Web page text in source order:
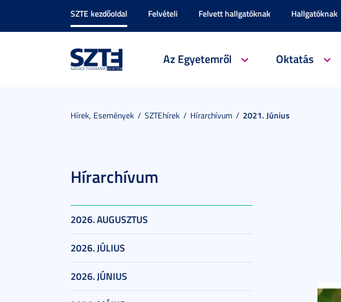
SZTE kezdőoldal Felvételi Felvett hallgatóknak Hallgatóknak
Az Egyetemről Oktatás
Hírek, Események SZTEhírek Hírarchívum 2021. Június
Hírarchívum
2026. AUGUSZTUS
2026. JÚLIUS
2026. JÚNIUS